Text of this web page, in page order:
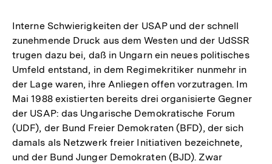
der
Fußnote
Interne Schwierigkeiten der USAP und der schnell
zunehmende Druck aus dem Westen und der UdSSR
trugen dazu bei, daß in Ungarn ein neues politisches
Umfeld entstand, in dem Regimekritiker nunmehr in
der Lage waren, ihre Anliegen offen vorzutragen. Im
Mai 1988 existierten bereits drei organisierte Gegner
der USAP: das Ungarische Demokratische Forum
(UDF), der Bund Freier Demokraten (BFD), der sich
damals als Netzwerk freier Initiativen bezeichnete,
und der Bund Junger Demokraten (BJD). Zwar